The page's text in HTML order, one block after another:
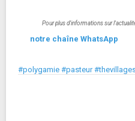
Pour plus d'informations sur
notre chaîne WhatsApp
#polygamie #pasteur